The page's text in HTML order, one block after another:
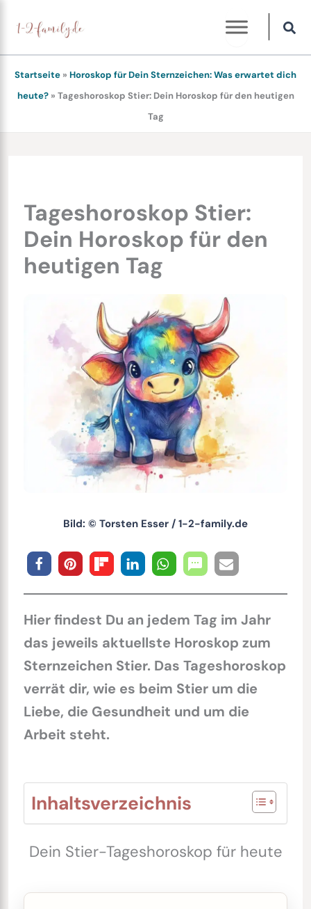
Inhalt
springen
Startseite » Horoskop für Dein Sternzeichen: Was erwartet dich
heute?» Tageshoroskop Stier: Dein Horoskop für den heutigen
Tag
Tageshoroskop Stier:
Dein Horoskop für den
heutigen Tag
Bild: © Torsten Esser / 1-2-family.de
Hier findest Du an jedem Tag im Jahr
das jeweils aktuellste Horoskop zum
Sternzeichen Stier. Das Tageshoroskop
verrät dir, wie es beim Stier um die
Liebe, die Gesundheit und um die
Arbeit steht.
Inhaltsverzeichnis
Dein Stier-Tageshoroskop für heute